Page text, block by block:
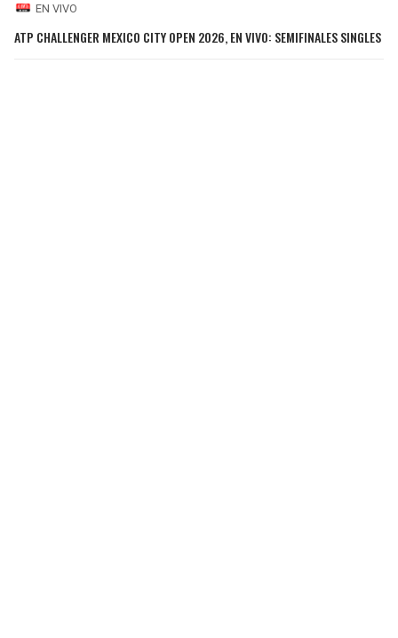
EN VIVO
ATP CHALLENGER MEXICO CITY OPEN 2026, EN VIVO: SEMIFINALES SINGLES